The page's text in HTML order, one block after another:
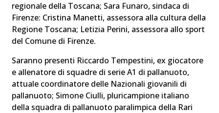
regionale della Toscana; Sara Funaro, sindaca di
Firenze: Cristina Manetti, assessora alla cultura della
Regione Toscana; Letizia Perini, assessora allo sport
del Comune di Firenze.
Saranno presenti Riccardo Tempestini, ex giocatore
e allenatore di squadre di serie A1 di pallanuoto,
attuale coordinatore delle Nazionali giovanili di
pallanuoto; Simone Ciulli, pluricampione italiano
della squadra di pallanuoto paralimpica della Rari